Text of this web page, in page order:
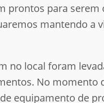
prontos para
mantendo a
no local foram
No momento
equipamento de